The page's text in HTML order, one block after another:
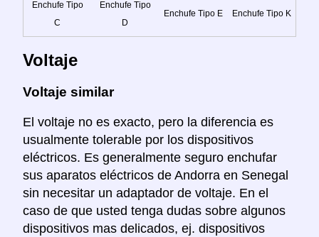
Enchufe Tipo
C
Enchufe Tipo
D
Enchufe Tipo E Enchufe Tipo K
Voltaje
Voltaje similar
El voltaje no es exacto, pero la diferencia es
usualmente tolerable por los dispositivos
eléctricos. Es generalmente seguro enchufar
sus aparatos eléctricos de Andorra en Senegal
sin necesitar un adaptador de voltaje. En el
caso de que usted tenga dudas sobre algunos
dispositivos mas delicados, ej. dispositivos